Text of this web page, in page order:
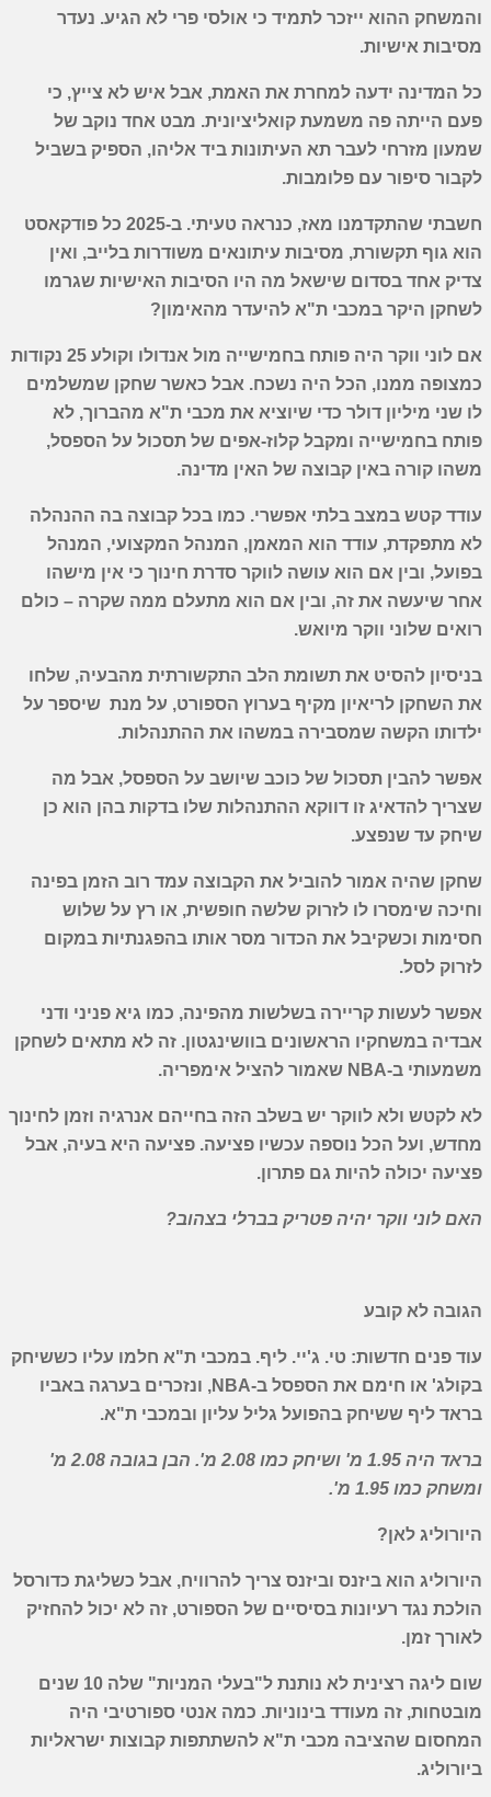
והמשחק ההוא ייזכר לתמיד כי אולסי פרי לא הגיע. נעדר
מסיבות אישיות.
כל המדינה ידעה למחרת את האמת, אבל איש לא צייץ, כי
פעם הייתה פה משמעת קואליציונית. מבט אחד נוקב של
שמעון מזרחי לעבר תא העיתונות ביד אליהו, הספיק בשביל
לקבור סיפור עם פלומבות.
חשבתי שהתקדמנו מאז, כנראה טעיתי. ב-2025 כל פודקאסט
הוא גוף תקשורת, מסיבות עיתונאים משודרות בלייב, ואין
צדיק אחד בסדום שישאל מה היו הסיבות האישיות שגרמו
לשחקן היקר במכבי ת"א להיעדר מהאימון?
אם לוני ווקר היה פותח בחמישייה מול אנדולו וקולע 25 נקודות
כמצופה ממנו, הכל היה נשכח. אבל כאשר שחקן שמשלמים
לו שני מיליון דולר כדי שיוציא את מכבי ת"א מהברוך, לא
פותח בחמישייה ומקבל קלוז-אפים של תסכול על הספסל,
משהו קורה באין קבוצה של האין מדינה.
עודד קטש במצב בלתי אפשרי. כמו בכל קבוצה בה ההנהלה
לא מתפקדת, עודד הוא המאמן, המנהל המקצועי, המנהל
בפועל, ובין אם הוא עושה לווקר סדרת חינוך כי אין מישהו
אחר שיעשה את זה, ובין אם הוא מתעלם ממה שקרה – כולם
רואים שלוני ווקר מיואש.
בניסיון להסיט את תשומת הלב התקשורתית מהבעיה, שלחו
את השחקן לריאיון מקיף בערוץ הספורט, על מנת שיספר על
ילדותו הקשה שמסבירה במשהו את ההתנהלות.
אפשר להבין תסכול של כוכב שיושב על הספסל, אבל מה
שצריך להדאיג זו דווקא ההתנהלות שלו בדקות בהן הוא כן
שיחק עד שנפצע.
שחקן שהיה אמור להוביל את הקבוצה עמד רוב הזמן בפינה
וחיכה שימסרו לו לזרוק שלשה חופשית, או רץ על שלוש
חסימות וכשקיבל את הכדור מסר אותו בהפגנתיות במקום
לזרוק לסל.
אפשר לעשות קריירה בשלשות מהפינה, כמו גיא פניני ודני
אבדיה במשחקיו הראשונים בוושינגטון. זה לא מתאים לשחקן
משמעותי ב-NBA שאמור להציל אימפריה.
לא לקטש ולא לווקר יש בשלב הזה בחייהם אנרגיה וזמן לחינוך
מחדש, ועל הכל נוספה עכשיו פציעה. פציעה היא בעיה, אבל
פציעה יכולה להיות גם פתרון.
האם לוני ווקר יהיה פטריק בברלי בצהוב?
הגובה לא קובע
עוד פנים חדשות: טי. ג'יי. ליף. במכבי ת"א חלמו עליו כששיחק
בקולג' או חימם את הספסל ב-NBA, ונזכרים בערגה באביו
בראד ליף ששיחק בהפועל גליל עליון ובמכבי ת"א.
בראד היה 1.95 מ' ושיחק כמו 2.08 מ'. הבן בגובה 2.08 מ'
ומשחק כמו 1.95 מ'.
היורוליג לאן?
היורוליג הוא ביזנס וביזנס צריך להרוויח, אבל כשליגת כדורסל
הולכת נגד רעיונות בסיסיים של הספורט, זה לא יכול להחזיק
לאורך זמן.
שום ליגה רצינית לא נותנת ל"בעלי המניות" שלה 10 שנים
מובטחות, זה מעודד בינוניות. כמה אנטי ספורטיבי היה
המחסום שהציבה מכבי ת"א להשתתפות קבוצות ישראליות
ביורוליג.